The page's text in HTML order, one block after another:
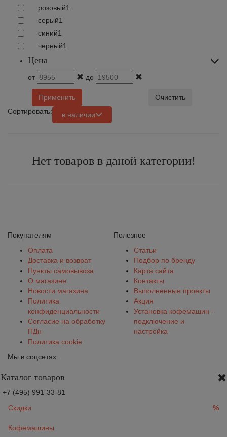
розовый1
серый1
синий1
черный1
Цена
от до
Применить
Очистить
Сортировать:
в наличии
Нет товаров в даной категории!
Покупателям
Оплата
Доставка и возврат
Пункты самовывоза
О магазине
Новости магазина
Политика
конфиденциальности
Согласие на обработку
ПДн
Политика cookie
Полезное
Статьи
Подбор по бренду
Карта сайта
Контакты
Выполненные проекты
Акция
Установка кофемашин -
подключение и
настройка
Мы в соцсетях:
Каталог товаров
+7 (495) 991-33-81
Скидки
%
Кофемашины